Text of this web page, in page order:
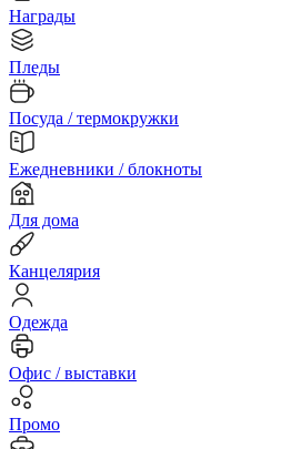
Награды
Пледы
Посуда / термокружки
Ежедневники / блокноты
Для дома
Канцелярия
Одежда
Офис / выставки
Промо